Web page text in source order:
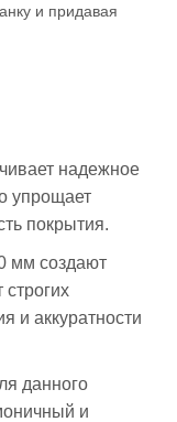
и придавая
надежное
упрощает
покрытия.
мм создают
и аккуратности
данного
и